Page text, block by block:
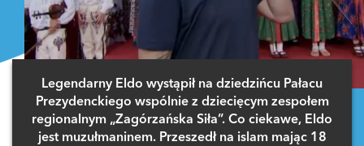
Legendarny Eldo wystąpił na dziedzińcu Pałacu
Prezydenckiego wspólnie z dziecięcym zespołem
regionalnym „Zagórzańska Siła”. Co ciekawe, Eldo
jest muzułmaninem. Przeszedł na islam mając 18